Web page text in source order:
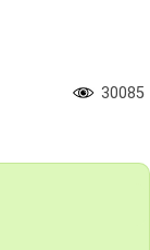
30085